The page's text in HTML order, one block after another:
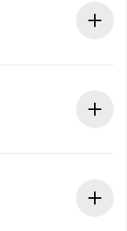
adelantado.
cargo y te